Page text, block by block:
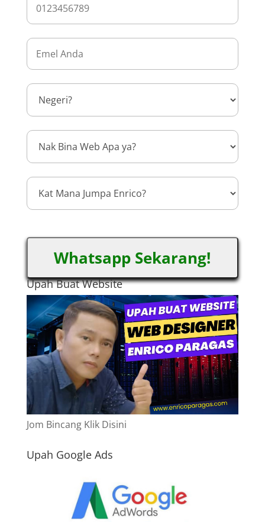
Whatsapp Sekarang!
Upah Buat Website
Jom Bincang Klik Disini
Upah Google Ads